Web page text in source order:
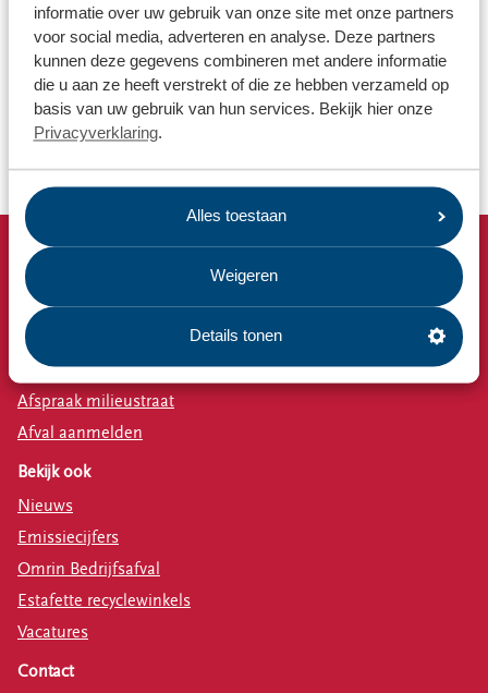
informatie over uw gebruik van onze site met onze partners
voor social media, adverteren en analyse. Deze partners
kunnen deze gegevens combineren met andere informatie
die u aan ze heeft verstrekt of die ze hebben verzameld op
basis van uw gebruik van hun services. Bekijk hier onze
Privacyverklaring.
Alles toestaan
Weigeren
Details tonen
Wat gebeurt er met mijn groen-afval?
Hoe kom ik aan een zwerfafvalcontainer?
Waarom moet ik mijn afval scheiden?
Afvalbeleid van gemeentes
Snel naar
Afvalkalender
Omrin Afvalapp
Milieustraat
Afspraak milieustraat
Afval aanmelden
Bekijk ook
Nieuws
Emissiecijfers
Omrin Bedrijfsafval
Estafette recyclewinkels
Vacatures
Contact